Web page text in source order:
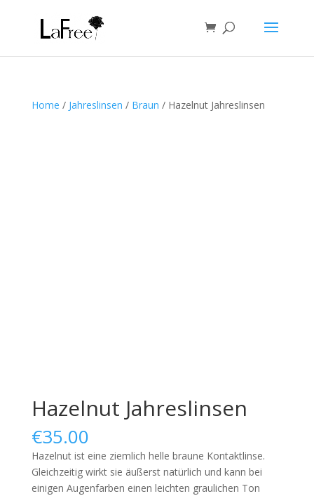
Home / Jahreslinsen / Braun / Hazelnut Jahreslinsen
Hazelnut Jahreslinsen
€35.00
Hazelnut ist eine ziemlich helle braune Kontaktlinse.
Gleichzeitig wirkt sie äußerst natürlich und kann bei
einigen Augenfarben einen leichten graulichen Ton